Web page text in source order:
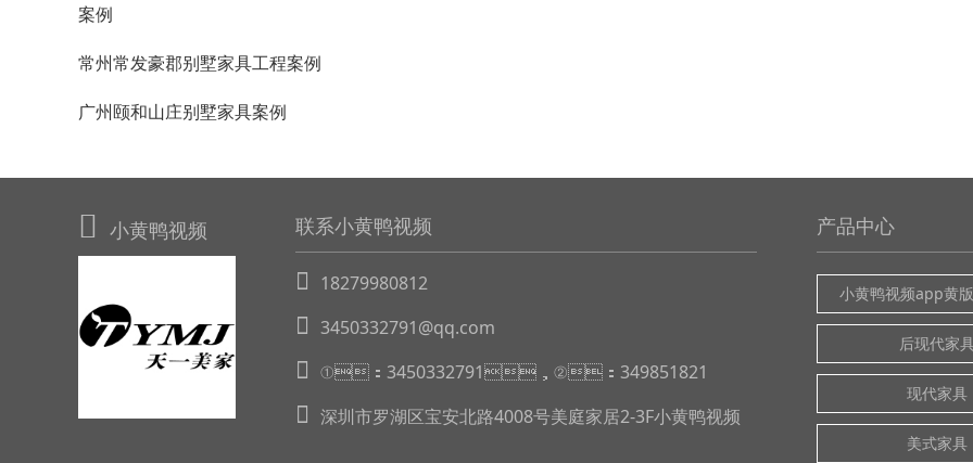
案例
常州常发豪郡别墅家具工程案例
广州颐和山庄别墅家具案例
小黄鸭视频 联系小黄鸭视频
18279980812
3450332791@qq.com
①：3450332791，②：349851821
深圳市罗湖区宝安北路4008号美庭家居2-3F小黄鸭视频
产品中心
小黄鸭视频app黄
后现代家
现代家具
美式家具